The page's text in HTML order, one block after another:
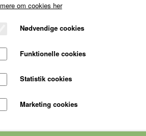
om cookies her
Nødvendige cookies
Funktionelle cookies
Statistik cookies
Marketing cookies